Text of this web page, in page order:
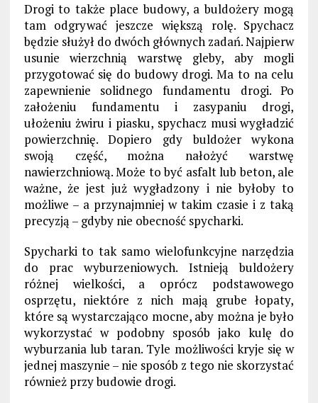
Drogi to także place budowy, a buldożery mogą
tam odgrywać jeszcze większą rolę. Spychacz
będzie służył do dwóch głównych zadań. Najpierw
usunie wierzchnią warstwę gleby, aby mogli
przygotować się do budowy drogi. Ma to na celu
zapewnienie solidnego fundamentu drogi.Po
założeniu fundamentu i zasypaniu drogi,
ułożeniu żwiru i piasku, spychacz musi wygładzić
powierzchnię. Dopiero gdy buldożer wykona
swoją część, można nałożyć warstwę
nawierzchniową. Może to być asfalt lub beton, ale
ważne, że jest już wygładzony i nie byłoby to
możliwe – a przynajmniej w takim czasie i z taką
precyzją – gdyby nie obecność spycharki.
Spycharki totak samo wielofunkcyjne narzędzia
do prac wyburzeniowych. Istnieją buldożery
różnej wielkości, a oprócz podstawowego
osprzętu, niektóre z nich mają grube łopaty,
które są wystarczająco mocne, aby można je było
wykorzystać w podobny sposób jako kulę do
wyburzania lub taran. Tyle możliwości kryje się w
jednej maszynie – nie sposób z tego nie skorzystać
również przy budowie drogi.